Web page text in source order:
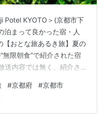
Potel KYOTO＞(京都市下
まって良かった宿・人
おとな旅あるき旅】夏の
限朝食”で紹介された宿
送内容では無く、紹介さ
考テレビ番組 一覧へ ※ま
記予約ページに掲載して
Umekoji Potel KYOTO＞
#京都府 #京都市